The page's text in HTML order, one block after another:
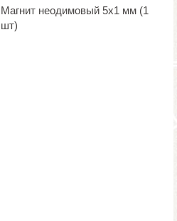
Магнит неодимовый 5х1 мм (1
шт)